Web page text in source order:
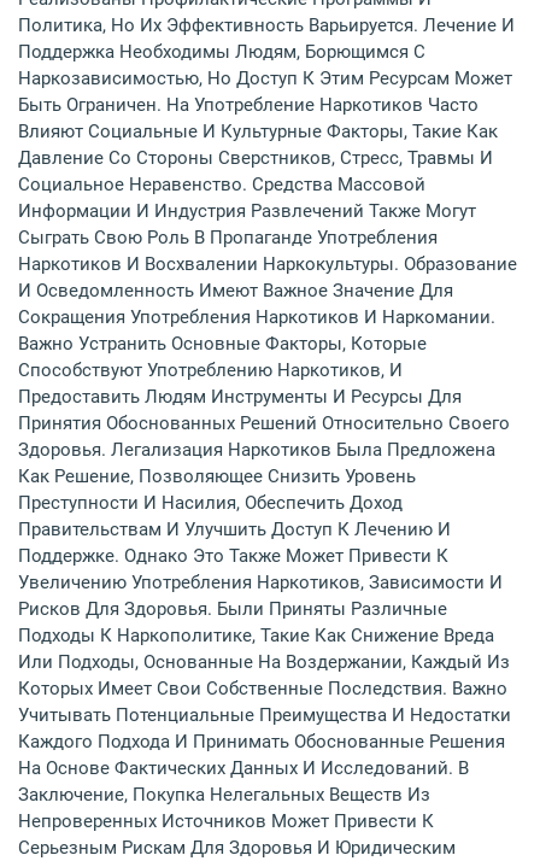
Политика, Но Их Эффективность Варьируется. Лечение И
Поддержка Необходимы Людям, Борющимся С
Наркозависимостью, Но Доступ К Этим Ресурсам Может
Быть Ограничен. На Употребление Наркотиков Часто
Влияют Социальные И Культурные Факторы, Такие Как
Давление Со Стороны Сверстников, Стресс, Травмы И
Социальное Неравенство. Средства Массовой
Информации И Индустрия Развлечений Также Могут
Сыграть Свою Роль В Пропаганде Употребления
Наркотиков И Восхвалении Наркокультуры. Образование
И Осведомленность Имеют Важное Значение Для
Сокращения Употребления Наркотиков И Наркомании.
Важно Устранить Основные Факторы, Которые
Способствуют Употреблению Наркотиков, И
Предоставить Людям Инструменты И Ресурсы Для
Принятия Обоснованных Решений Относительно Своего
Здоровья. Легализация Наркотиков Была Предложена
Как Решение, Позволяющее Снизить Уровень
Преступности И Насилия, Обеспечить Доход
Правительствам И Улучшить Доступ К Лечению И
Поддержке. Однако Это Также Может Привести К
Увеличению Употребления Наркотиков, Зависимости И
Рисков Для Здоровья. Были Приняты Различные
Подходы К Наркополитике, Такие Как Снижение Вреда
Или Подходы, Основанные На Воздержании, Каждый Из
Которых Имеет Свои Собственные Последствия. Важно
Учитывать Потенциальные Преимущества И Недостатки
Каждого Подхода И Принимать Обоснованные Решения
На Основе Фактических Данных И Исследований. В
Заключение, Покупка Нелегальных Веществ Из
Непроверенных Источников Может Привести К
Серьезным Рискам Для Здоровья И Юридическим